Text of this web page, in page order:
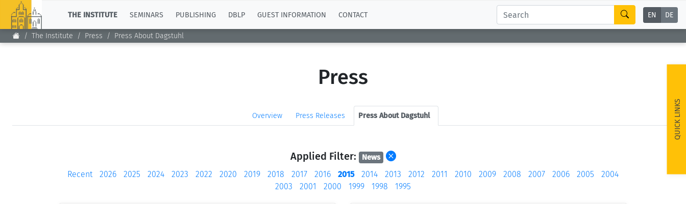
THE INSTITUTE SEMINARS PUBLISHING DBLP GUEST INFORMATION CONTACT EN DE
The Institute Press Press About Dagstuhl
QUICK LINKS
Press
Overview Press Releases Press About Dagstuhl
Applied Filter: News
Recent 2026 2025 2024 2023 2022 2020 2019 2018 2017 2016 2015 2014 2013 2012 2011 2010 2009 2008 2007 2006 2005
2004
2003
2001 2000 1999 1998 1995